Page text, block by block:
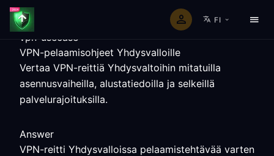
FI
vpn-usecase
VPN-pelaamisohjeet Yhdysvalloille
Vertaa VPN-reittiä Yhdysvaltoihin mitatuilla
asennusvaiheilla, alustatiedoilla ja selkeillä
palvelurajoituksilla.
Answer
VPN-reitti Yhdysvalloissa pelaamistehtävää varten